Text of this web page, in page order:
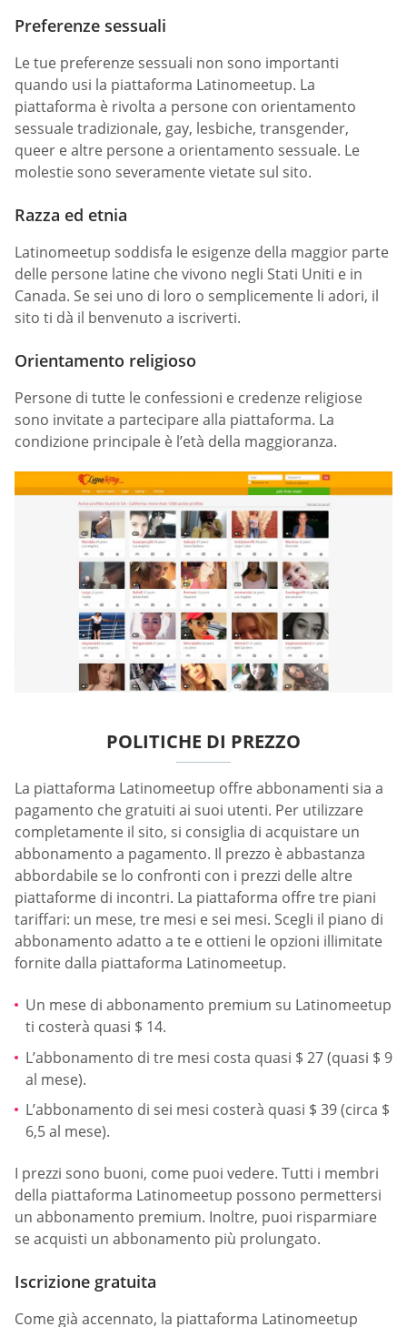
Preferenze sessuali
Le tue preferenze sessuali non sono importanti
quando usi la piattaforma Latinomeetup. La
piattaforma è rivolta a persone con orientamento
sessuale tradizionale, gay, lesbiche, transgender,
queer e altre persone a orientamento sessuale. Le
molestie sono severamente vietate sul sito.
Razza ed etnia
Latinomeetup soddisfa le esigenze della maggior parte
delle persone latine che vivono negli Stati Uniti e in
Canada. Se sei uno di loro o semplicemente li adori, il
sito ti dà il benvenuto a iscriverti.
Orientamento religioso
Persone di tutte le confessioni e credenze religiose
sono invitate a partecipare alla piattaforma. La
condizione principale è l’età della maggioranza.
POLITICHE DI PREZZO
La piattaforma Latinomeetup offre abbonamenti sia a
pagamento che gratuiti ai suoi utenti. Per utilizzare
completamente il sito, si consiglia di acquistare un
abbonamento a pagamento. Il prezzo è abbastanza
abbordabile se lo confronti con i prezzi delle altre
piattaforme di incontri. La piattaforma offre tre piani
tariffari: un mese, tre mesi e sei mesi. Scegli il piano di
abbonamento adatto a te e ottieni le opzioni illimitate
fornite dalla piattaforma Latinomeetup.
Un mese di abbonamento premium su Latinomeetup
ti costerà quasi $ 14.
L’abbonamento di tre mesi costa quasi $ 27 (quasi $ 9
al mese).
L’abbonamento di sei mesi costerà quasi $ 39 (circa $
6,5 al mese).
I prezzi sono buoni, come puoi vedere. Tutti i membri
della piattaforma Latinomeetup possono permettersi
un abbonamento premium. Inoltre, puoi risparmiare
se acquisti un abbonamento più prolungato.
Iscrizione gratuita
Come già accennato, la piattaforma Latinomeetup